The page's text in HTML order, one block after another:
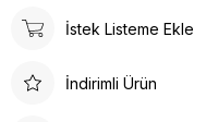
İstek Listeme Ekle
İndirimli Ürün